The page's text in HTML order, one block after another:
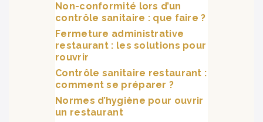
Non-conformité lors d’un
contrôle sanitaire : que faire ?
Fermeture administrative
restaurant : les solutions pour
rouvrir
Contrôle sanitaire restaurant :
comment se préparer ?
Normes d’hygiène pour ouvrir
un restaurant